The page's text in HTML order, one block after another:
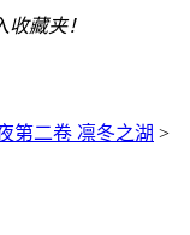
藏夹！
第二卷 凛冬之湖 >